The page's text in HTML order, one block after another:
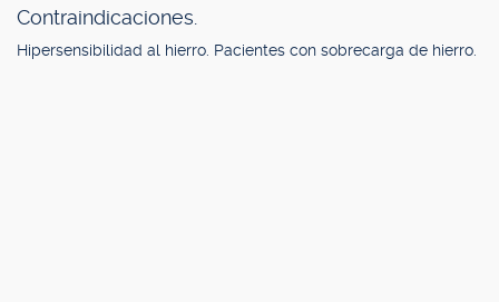
Contraindicaciones.
Hipersensibilidad al hierro. Pacientes con sobrecarga de hierro.